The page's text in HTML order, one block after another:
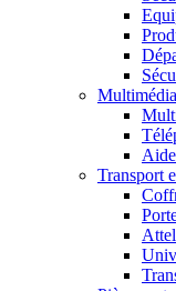
Multimédia
Transport